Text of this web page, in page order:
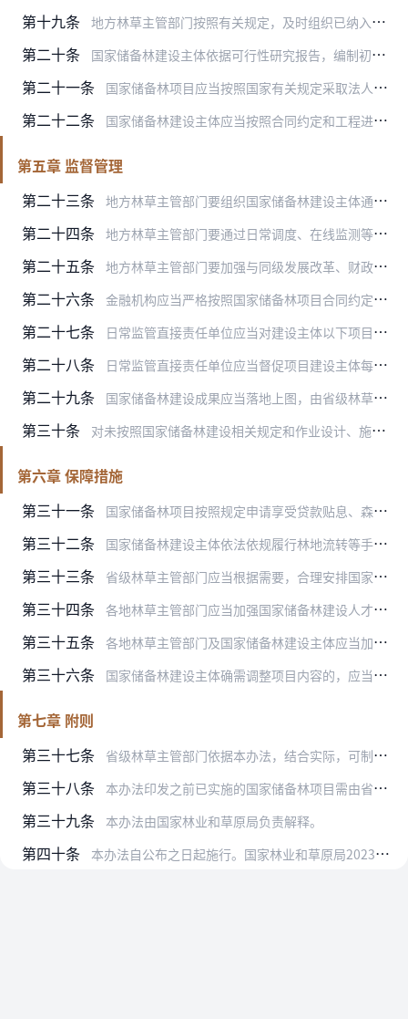
第十九条 地方林草主管部门按照有关规定，及时组织已纳入国家储备林项目库的项目履行立项程序。金融贷款项目按要求向金融机构提交融资申请。金融机构对融资申请自主评估决策，授信后…
第二十条 国家储备林建设主体依据可行性研究报告，编制初步设计（作业设计），应当达到施工规定要求，按照地方审批权限有关规定执行。
第二十一条 国家储备林项目应当按照国家有关规定采取法人责任制、招标投标制、建设监理制和合同管理制。贷款资金支付原则上采取实贷实付，如确需用于支付预付资金的，应当以项目合同为…
第二十二条 国家储备林建设主体应当按照合同约定和工程进度规范使用项目资金，制定项目资金管理办法，明确资金使用、偿还、监督等各环节管理要求。利用中央资金的国家储备林项目实行分…
第五章 监督管理
第二十三条
地方林草主管部门要组织国家储备林建设主体通过国家重大建设项目库、国家储备林项目库在线管理平台及时填报、更新、共享项目相关信息。
第二十四条 地方林草主管部门要通过日常调度、在线监测等方式，动态掌握国家储备林项目执行情况，必要时可采取督促自查、实地踏查、复查验收、委托第三方评估等方式，加强项目监管。对…
第二十五条 地方林草主管部门要加强与同级发展改革、财政、审计、金融监管机构及金融机构沟通协作，应当定期邀请同级审计部门或者委托第三方审计机构依法对项目建设主体开展审计。
第二十六条 金融机构应当严格按照国家储备林项目合同约定支付贷款资金，凭符合要求的监理资料、施工合同及验收结果支付，并按照规定的频次开展贷后检查，确保项目资金支付进度和工程建…
第二十七条 日常监管直接责任单位应当对建设主体以下项目情况开展监督检查，重点包括：项目建设手续是否齐全规范；建设进度是否符合投资计划要求、资金使用是否符合规定要求；建设地点…
第二十八条 日常监管直接责任单位应当督促项目建设主体每年开展建设成果全面自查验收，自查验收结果于次年5月底前逐级报送省级林草主管部门。省级林草主管部门每年组织复查，于次年8…
第二十九条 国家储备林建设成果应当落地上图，由省级林草主管部门按照造林绿化落地上图技术规范等要求组织上报。国家林业和草原局充分用好林草资源“一张图”，加强国家储备林建设成果…
第三十条 对未按照国家储备林建设相关规定和作业设计、施工管理、验收评价等要求实施的，项目日常监管直接责任单位责令建设主体整改；对转移、侵占或者挪用建设资金，根据情节轻重提…
第六章 保障措施
第三十一条
国家储备林项目按照规定申请享受贷款贴息、森林保险等政策。采用贷款贴息方式的，应当将银行征信查询纳入审核环节。
第三十二条 国家储备林建设主体依法依规履行林地流转等手续后，取得的相关林地使用权、经营权，林木所有权、使用权等受法律保护。
第三十三条 省级林草主管部门应当根据需要，合理安排国家储备林项目采伐指标，定期开展森林资源增长和木材生产力监测评估。
第三十四条 各地林草主管部门应当加强国家储备林建设人才培养、科技支撑、宣传培训等工作，定期组织开展管理和技术人员培训，适时开展国家储备林建设与管理典型宣传。
第三十五条 各地林草主管部门及国家储备林建设主体应当加强国家储备林林区道路、防火设施、病虫害防治、林地水利设施、管护用房、信息化系统等基础支撑保障能力建设。鼓励和支持国家储…
第三十六条 国家储备林建设主体确需调整项目内容的，应当严格按照项目调整的有关规定和程序执行。
第七章 附则
第三十七条
省级林草主管部门依据本办法，结合实际，可制定相应实施细则。
第三十八条 本办法印发之前已实施的国家储备林项目需由省级林草主管部门全面评估，根据实际情况决定继续实施、调整或者终止；如决定终止，应当明确项目后续处置方案，确保林农等项目实…
第三十九条 本办法由国家林业和草原局负责解释。
第四十条 本办法自公布之日起施行。国家林业和草原局2023年3月8日印发的《国家储备林建设管理办法（试行）》（林工规〔2023〕2号）同时废止。